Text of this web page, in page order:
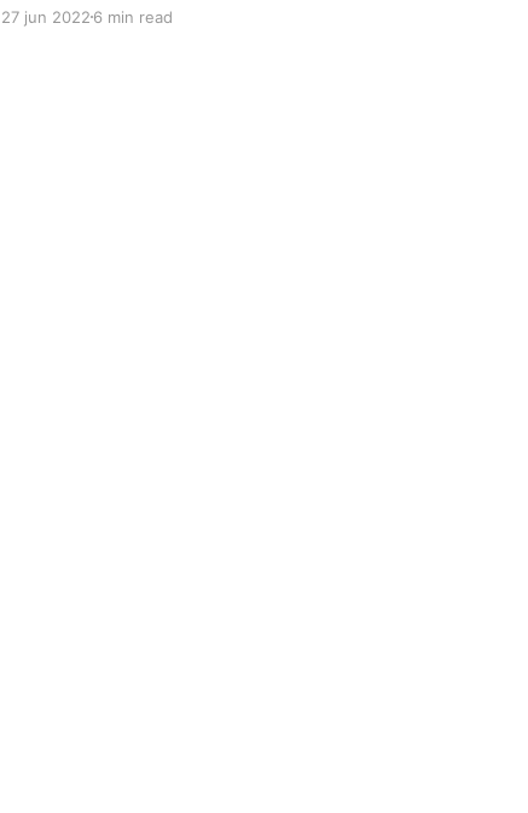
religiosos que aproximam a expressão da fé do
27 jun 20226 min read